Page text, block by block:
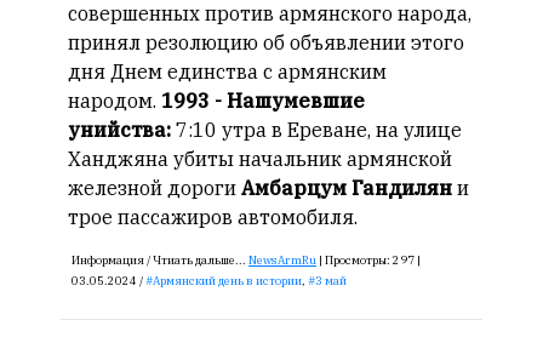
совершенных против армянского народа,
принял резолюцию об объявлении этого
дня Днем единства с армянским
народом. 1993 - Нашумевшие
унийства: 7:10 утра в Ереване, на улице
Ханджяна убиты начальник армянской
железной дороги Амбарцум Гандилян и
трое пассажиров автомобиля.
Информация /Чтиать дальше... NewsArmRu | Просмотры: 297 |
03.05.2024 /
Армянский день в истории, 3 май